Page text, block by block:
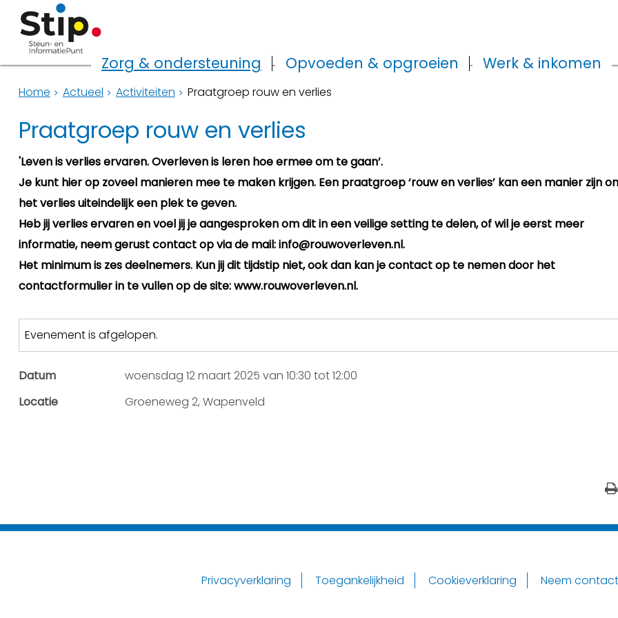
Zorg & ondersteuning Opvoeden & opgroeien Werk & inkomen
Home Actueel Activiteiten Praatgroep rouw en verlies
Praatgroep rouw en verlies
'Leven is verlies ervaren. Overleven is leren hoe ermee om te gaan’.
Je kunt hier op zoveel manieren mee te maken krijgen. Een praatgroep ‘rouw en verlies’ kan een manier zijn
het verlies uiteindelijk een plek te geven.
Heb jij verlies ervaren en voel jij je aangesproken om dit in een veilige setting te delen, of wil je eerst meer
informatie, neem gerust contact op via de mail: info@rouwoverleven.nl.
Het minimum is zes deelnemers. Kun jij dit tijdstip niet, ook dan kan je contact op te nemen door het
contactformulier in te vullen op de site: www.rouwoverleven.nl.
Evenement is afgelopen.
Datum
woensdag 12 maart 2025 van 10:30 tot 12:00
Locatie
Groeneweg 2, Wapenveld
Privacyverklaring Toegankelijkheid Cookieverklaring Neem